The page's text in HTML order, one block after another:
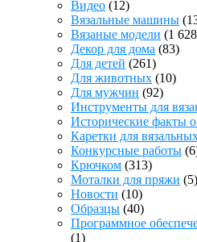
Видео (12)
Вязальные машины
Вязаные модели (1
Декор для дома (83)
Для детей (261)
Для животных (10)
Для мужчин (92)
Инструменты для
Исторические факты
Каретки для
Конкурсные работы
Крючком (313)
Моталки для пряжи (5)
Новости (10)
Образцы (40)
Программное
(1)